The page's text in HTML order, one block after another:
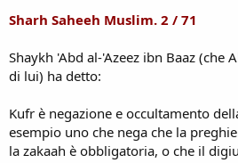
Sharh Saheeh Muslim. 2 / 71
Shaykh 'Abd al-'Azeez ibn Baaz (che
di lui) ha detto:
Kufr è negazione e occultamento
esempio uno che nega che la
la zakaah è obbligatoria, o che il